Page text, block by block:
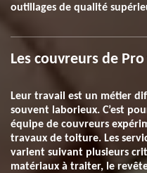
outillages de qualité
Les couvreurs de
Leur travail est un métier
souvent laborieux. C’est
équipe de couvreurs
travaux de toiture. Les
varient suivant plusieurs
matériaux à traiter, le